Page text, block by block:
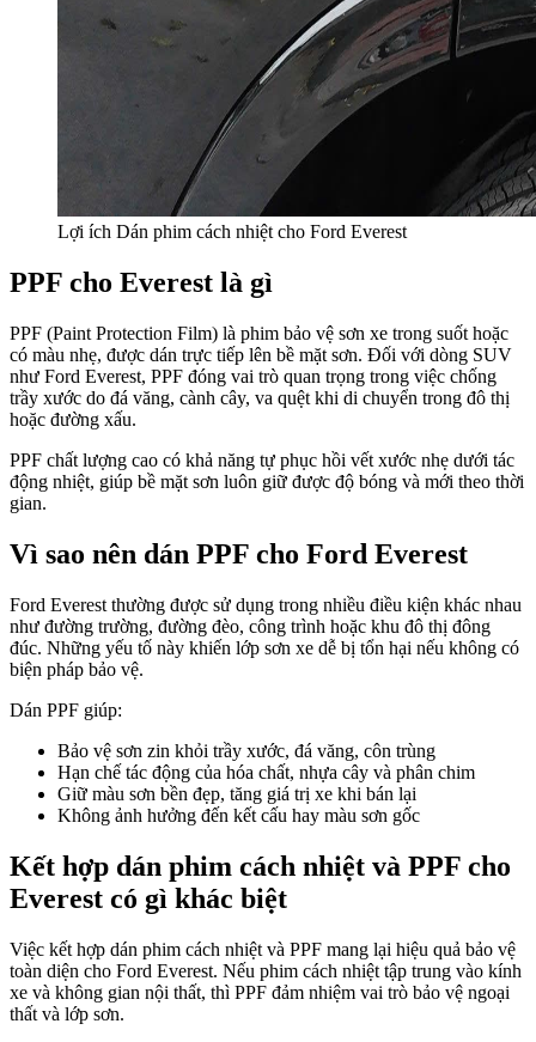
Lợi ích Dán phim cách nhiệt cho Ford Everest
PPF cho Everest là gì
PPF (Paint Protection Film) là phim bảo vệ sơn xe trong suốt hoặc
có màu nhẹ, được dán trực tiếp lên bề mặt sơn. Đối với dòng SUV
như Ford Everest, PPF đóng vai trò quan trọng trong việc chống
trầy xước do đá văng, cành cây, va quệt khi di chuyển trong đô thị
hoặc đường xấu.
PPF chất lượng cao có khả năng tự phục hồi vết xước nhẹ dưới tác
động nhiệt, giúp bề mặt sơn luôn giữ được độ bóng và mới theo thời
gian.
Vì sao nên dán PPF cho Ford Everest
Ford Everest thường được sử dụng trong nhiều điều kiện khác nhau
như đường trường, đường đèo, công trình hoặc khu đô thị đông
đúc. Những yếu tố này khiến lớp sơn xe dễ bị tổn hại nếu không có
biện pháp bảo vệ.
Dán PPF giúp:
Bảo vệ sơn zin khỏi trầy xước, đá văng, côn trùng
Hạn chế tác động của hóa chất, nhựa cây và phân chim
Giữ màu sơn bền đẹp, tăng giá trị xe khi bán lại
Không ảnh hưởng đến kết cấu hay màu sơn gốc
Kết hợp dán phim cách nhiệt và PPF cho
Everest có gì khác biệt
Việc kết hợp dán phim cách nhiệt và PPF mang lại hiệu quả bảo vệ
toàn diện cho Ford Everest. Nếu phim cách nhiệt tập trung vào kính
xe và không gian nội thất, thì PPF đảm nhiệm vai trò bảo vệ ngoại
thất và lớp sơn.